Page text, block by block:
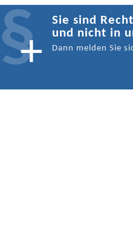
Sie sind
und nicht in
Dann melden Sie